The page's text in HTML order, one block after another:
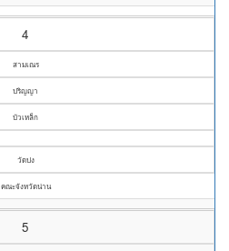
4
สามเณร
ปริญญา
บัวเหล็ก
วัดปง
คณะจังหวัดน่าน
5